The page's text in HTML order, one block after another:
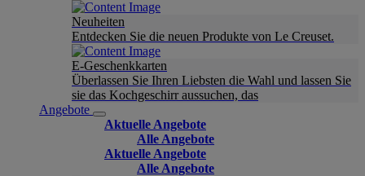
Neuheiten
Entdecken Sie die neuen Produkte von Le Creuset.
E-Geschenkkarten
Überlassen Sie Ihren Liebsten die Wahl und lassen Sie
sie das Kochgeschirr aussuchen, das
Angebote
Aktuelle Angebote
Alle Angebote
Aktuelle Angebote
Alle Angebote